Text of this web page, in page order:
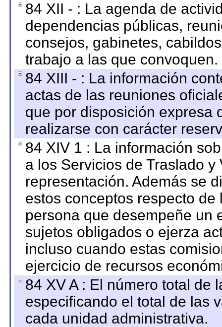
84 XII - : La agenda de
dependencias públicas,
consejos, gabinetes,
trabajo a las que convoquen.
84 XIII - : La información
actas de las reuniones
que por disposición expresa
realizarse con carácter
84 XIV 1 : La información
a los Servicios de Traslado
representación. Además se
estos conceptos respecto
persona que desempeñe un
sujetos obligados o ejerza
incluso cuando estas
ejercicio de recursos
84 XV A : El número total de
especificando el total de las
cada unidad administrativa.